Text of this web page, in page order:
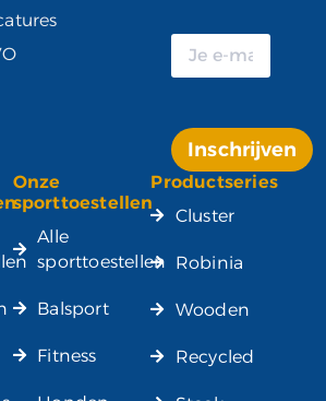
Inschrijven
Alternative:
Onze
sporttoestellen
Alle
sporttoestellen
Balsport
Fitness
Productseries
Cluster
Robinia
Wooden
Recycled